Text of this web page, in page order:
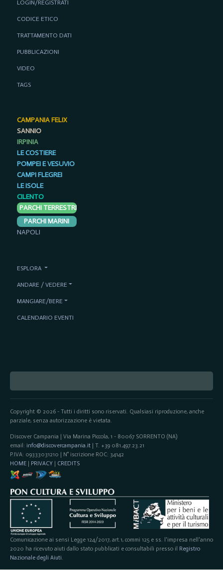
Copyright © 2026 - Tutti i diritti sono riservati. Qualsiasi riproduzione, anche
parziale, senza autorizzazione è vietata.
Discover Campania | Via Marina Piccola, 1 - 80067 SORRENTO (NA)
email: info@discovercampania.it| T. +39 081.497.23.21
P.IVA: 09333031210 | N° iscrizione ROC: 34142
HOME| PRIVACY | CREDITS
Comunicazione ai sensi Legge 124/2017, art.1, commi 125 e ss. l'impresa nell'anno
2020 ha ricevuto aiuti dallo stato pubblicati e consultabili presso il Registro
Nazionale degli Aiuti
LOGIN/REGISTRATI
CODICE ETICO
TRATTAMENTO DATI
PUBBLICAZIONI
VIDEO
TAGS
CAMPANIA FELIX
SANNIO
IRPINIA
LE COSTIERE
POMPEI E VESUVIO
CAMPI FLEGREI
LE ISOLE
CILENTO
PARCHI TERRESTRI
PARCHI MARINI
NAPOLI
ESPLORA
ANDARE / VEDERE
MANGIARE/BERE
CALENDARIO EVENTI